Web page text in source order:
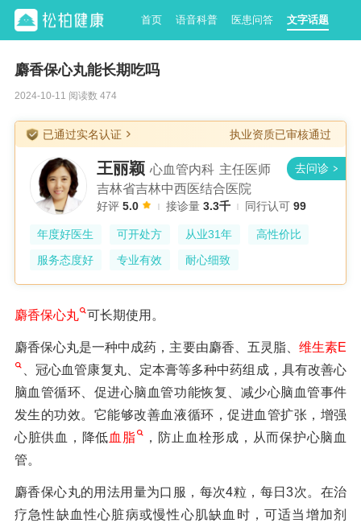
首页 语音科普 医患问答 文字话题
麝香保心丸能长期吃吗
2024-10-11 阅读数 474
已通过实名认证 执业资质已审核通过
王丽颖 心血管内科 主任医师
吉林省吉林中西医结合医院
好评5.0 接诊量3.3千 同行认可99
年度好医生 可开处方 从业31年
高性价比
服务态度好
专业有效 耐心细致
麝香保心丸 可长期使用。
麝香保心丸是一种中成药，主要由麝香、五灵脂、 维生素E
、冠心血管康复丸、定本膏等多种中药组成，具有改善心
脑血管循环、促进心脑血管功能恢复、减少心脑血管事件
发生的功效。它能够改善血液循环，促进血管扩张，增强
心脏供血，降低血脂
，防止血栓形成，从而保护心脑血
管。
麝香保心丸的用法用量为口服，每次4粒，每日3次。在治
疗急性缺血性心脏病或慢性心肌缺血时，可适当增加剂